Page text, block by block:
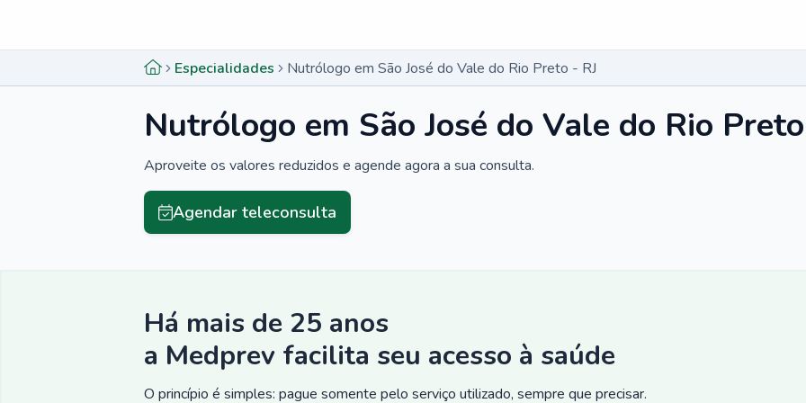
Especialidades Nutrólogo em São José do Vale do Rio Preto - RJ
Nutrólogo em São José do Vale do Rio
Aproveite os valores reduzidos e agende agora a sua consulta.
Agendar teleconsulta
Há mais de 25 anos
a Medprev facilita seu acesso à saúde
O princípio é simples: pague somente pelo serviço utilizado, sempre que precisar.